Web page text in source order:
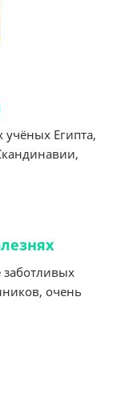
учёных Египта,
очень